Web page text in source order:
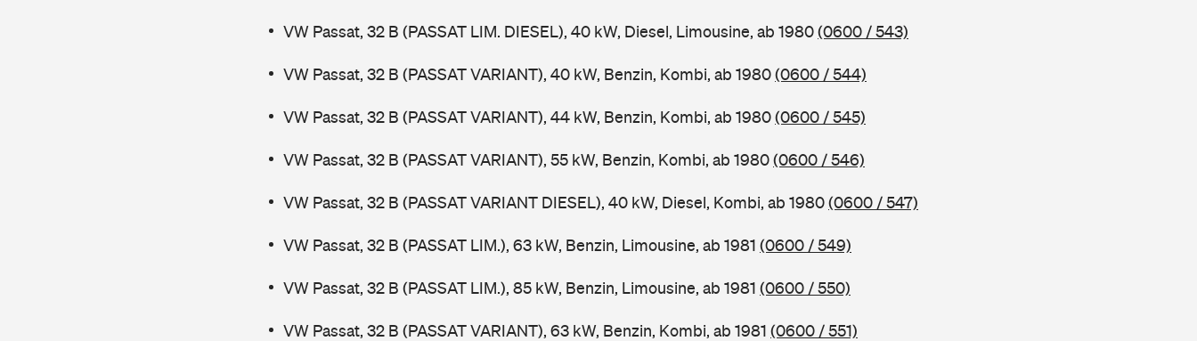
VW Passat, 32 B (PASSAT LIM. DIESEL), 40 kW, Diesel, Limousine, ab 1980(0600 / 543)
VW Passat, 32 B (PASSAT VARIANT), 40 kW, Benzin, Kombi, ab 1980(0600 / 544)
VW Passat, 32 B (PASSAT VARIANT), 44 kW, Benzin, Kombi, ab 1980(0600 / 545)
VW Passat, 32 B (PASSAT VARIANT), 55 kW, Benzin, Kombi, ab 1980(0600 / 546)
VW Passat, 32 B (PASSAT VARIANT DIESEL), 40 kW, Diesel, Kombi, ab 1980(0600 / 547)
VW Passat, 32 B (PASSAT LIM.), 63 kW, Benzin, Limousine, ab 1981 (0600 / 549)
VW Passat, 32 B (PASSAT LIM.), 85 kW, Benzin, Limousine, ab 1981 (0600 / 550)
VW Passat, 32 B (PASSAT VARIANT), 63 kW, Benzin, Kombi, ab 1981 (0600 / 551)